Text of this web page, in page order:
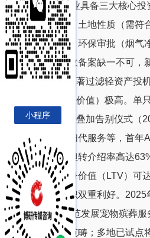
道 宠物墓地行业具备三大核心
垒构筑护城河。土地性质（需符
地兼容政策）、环保审批（烟气
防疫许可及民政备案缺一不可，
18–24个月，显著过滤轻资产投
LTV（生命周期价值）极高。单
35000元区间，叠加告别仪式（
定制、年度祭扫代服务等，首
复购率虽低，但转介绍率高达
播），客户终身价值（LTV）可
政策与社会共识双重利好。2025
展规划》将“规范发展宠物殡葬
教育协同推进范畴；多地已试点
小程序